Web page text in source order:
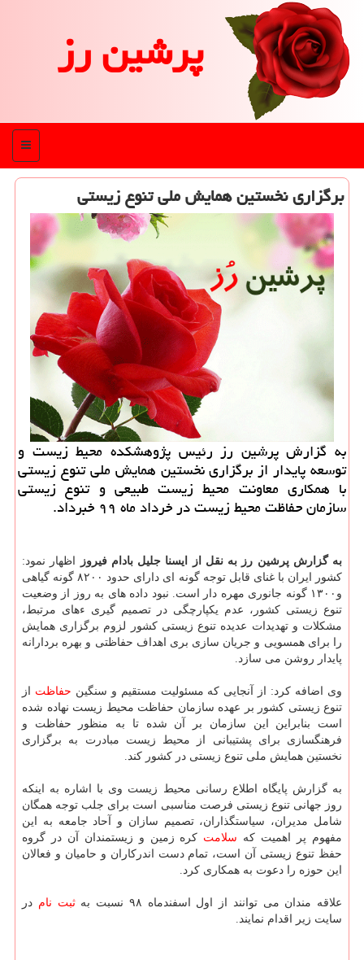
پرشین رز
منو
برگزاری نخستین همایش ملی تنوع زیستی
به گزارش پرشین رز رئیس پژوهشكده محیط زیست و
توسعه پایدار از برگزاری نخستین همایش ملی تنوع زیستی
با همكاری معاونت محیط زیست طبیعی و تنوع زیستی
سازمان حفاظت محیط زیست در خرداد ماه ۹۹ خبرداد.
به گزارش پرشین رز به نقل از ایسنا جلیل بادام فیروز
اظهار نمود:
كشور ایران با غنای قابل توجه گونه ای دارای حدود ۸۲۰۰ گونه گیاهی
و۱۳۰۰ گونه جانوری مهره دار است. نبود داده های به روز از وضعیت
تنوع زیستی كشور، عدم یكپارچگی در تصمیم گیری ءهای مرتبط،
مشكلات و تهدیدات عدیده تنوع زیستی كشور لزوم برگزاری همایش
را برای همسویی و جریان سازی بری اهداف حفاظتی و بهره بردارانه
پایدار روشن می سازد.
وی اضافه كرد: از آنجایی كه مسئولیت مستقیم و سنگین حفاظت از
تنوع زیستی كشور بر عهده سازمان حفاظت محیط زیست نهاده شده
است بنابراین این سازمان بر آن شده تا به منظور حفاظت و
فرهنگسازی برای پشتیبانی از محیط زیست مبادرت به برگزاری
نخستین همایش ملی تنوع زیستی در كشور كند.
به گزارش پایگاه اطلاع رسانی محیط زیست وی با اشاره به اینكه
روز جهانی تنوع زیستی فرصت مناسبی است برای جلب توجه همگان
شامل مدیران، سیاستگذاران، تصمیم سازان و آحاد جامعه به این
مفهوم پر اهمیت كه سلامت كره زمین و زیستمندان آن در گروه
حفظ تنوع زیستی آن است، تمام دست اندركاران و حامیان و فعالان
این حوزه را دعوت به همكاری كرد.
علاقه مندان می توانند از اول اسفندماه ۹۸ نسبت به ثبت نام در
سایت زیر اقدام نمایند.